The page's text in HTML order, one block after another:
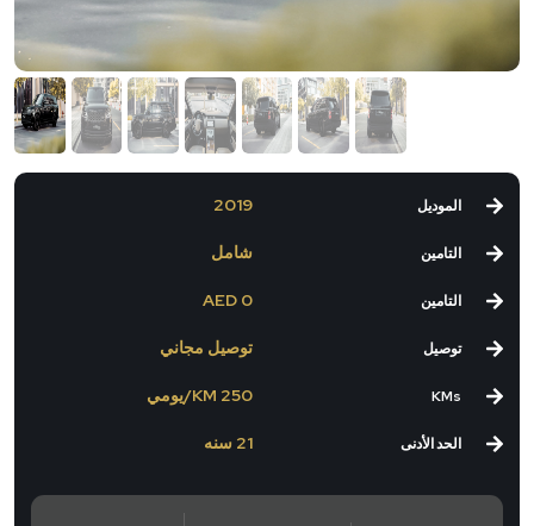
الموديل
التامين
التامين
2019
شامل
0 AED
توصيل
KMs
الحد الأدنى
توصيل مجاني
250 KM/يومي
21 سنه